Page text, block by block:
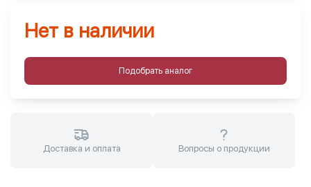
Нет в наличии
Подобрать аналог
Доставка и оплата Вопросы о продукции